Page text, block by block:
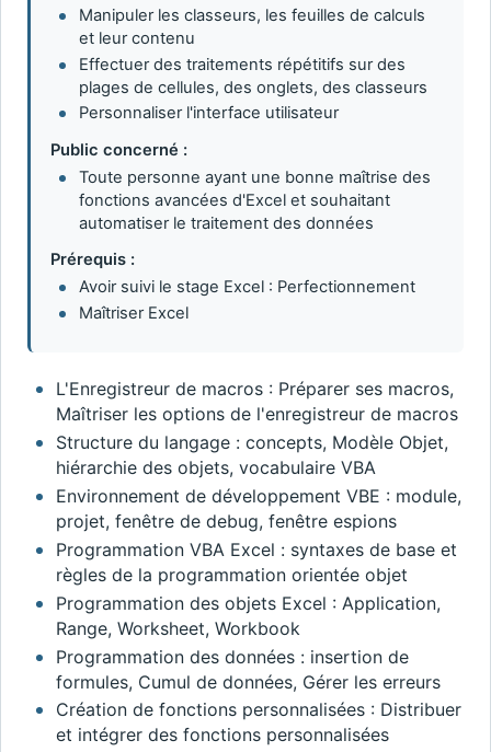
Manipuler les classeurs, les feuilles de calculs
et leur contenu
Effectuer des traitements répétitifs sur des
plages de cellules, des onglets, des classeurs
Personnaliser l'interface utilisateur
Public concerné :
Toute personne ayant une bonne maîtrise des
fonctions avancées d'Excel et souhaitant
automatiser le traitement des données
Prérequis :
Avoir suivi le stage Excel : Perfectionnement
Maîtriser Excel
L'Enregistreur de macros : Préparer ses macros,
Maîtriser les options de l'enregistreur de macros
Structure du langage : concepts, Modèle Objet,
hiérarchie des objets, vocabulaire VBA
Environnement de développement VBE : module,
projet, fenêtre de debug, fenêtre espions
Programmation VBA Excel : syntaxes de base et
règles de la programmation orientée objet
Programmation des objets Excel : Application,
Range, Worksheet, Workbook
Programmation des données : insertion de
formules, Cumul de données, Gérer les erreurs
Création de fonctions personnalisées : Distribuer
et intégrer des fonctions personnalisées